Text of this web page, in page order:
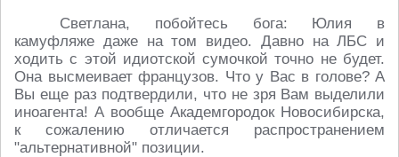
Светлана, побойтесь бога: Юлия в
камуфляже даже на том видео. Давно на ЛБС и
ходить с этой идиотской сумочкой точно не будет.
Она высмеивает французов. Что у Вас в голове? А
Вы еще раз подтвердили, что не зря Вам выделили
иноагента! А вообще Академгородок Новосибирска,
к сожалению отличается распространением
"альтернативной" позиции.